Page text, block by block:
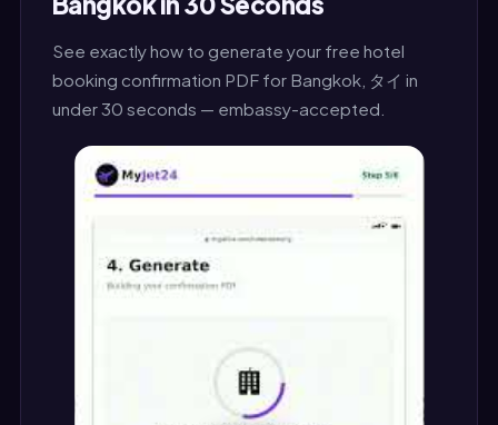
See exactly how to generate your free hotel
booking confirmation PDF for Bangkok, タイ in
under 30 seconds — embassy-accepted.